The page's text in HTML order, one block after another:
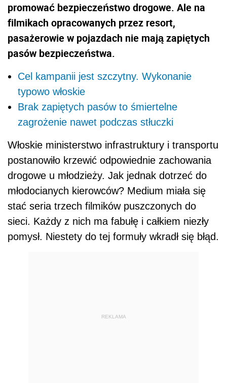
promować bezpieczeństwo drogowe. Ale na
filmikach opracowanych przez resort,
pasażerowie w pojazdach nie mają zapiętych
pasów bezpieczeństwa.
Cel kampanii jest szczytny. Wykonanie
typowo włoskie
Brak zapiętych pasów to śmiertelne
zagrożenie nawet podczas stłuczki
Włoskie ministerstwo infrastruktury i transportu
postanowiło krzewić odpowiednie zachowania
drogowe u młodzieży. Jak jednak dotrzeć do
młodocianych kierowców? Medium miała się
stać seria trzech filmików puszczonych do
sieci. Każdy z nich ma fabułę i całkiem niezły
pomysł. Niestety do tej formuły wkradł się błąd.
REKLAMA